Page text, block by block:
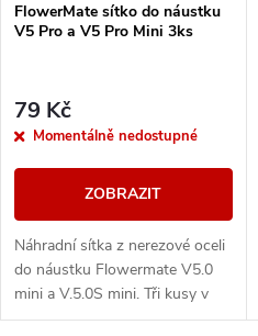
FlowerMate sítko do náustku
V5 Pro a V5 Pro Mini 3ks
79 Kč
Momentálně nedostupné
ZOBRAZIT
Náhradní sítka z nerezové oceli
do náustku Flowermate V5.0
mini a V.5.0S mini. Tři kusy v
balení.